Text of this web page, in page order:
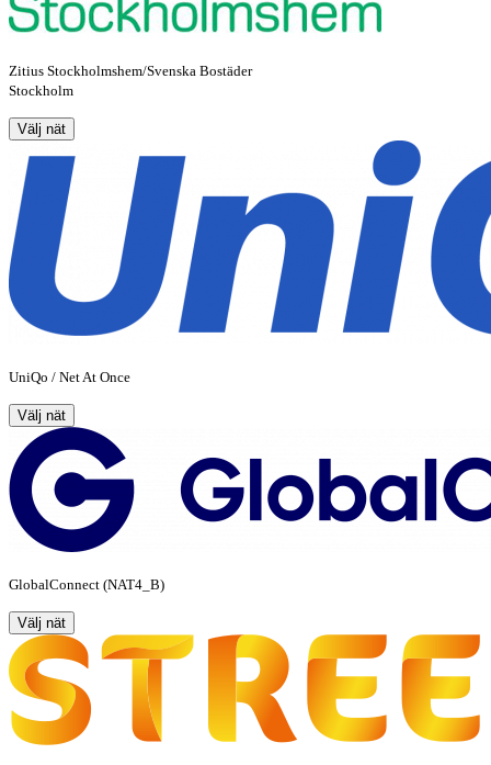
Zitius Stockholmshem/Svenska Bostäder
Stockholm
Välj nät
UniQo / Net At Once
Välj nät
GlobalConnect (NAT4_B)
Välj nät